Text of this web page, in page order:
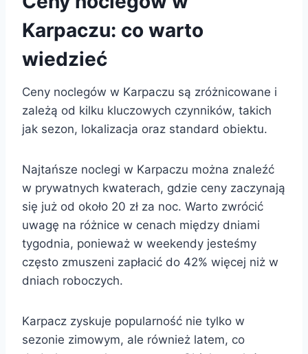
Karpaczu: co warto
wiedzieć
Ceny noclegów w Karpaczu są zróżnicowane i
zależą od kilku kluczowych czynników, takich
jak sezon, lokalizacja oraz standard obiektu.
Najtańsze noclegi w Karpaczu można znaleźć
w prywatnych kwaterach, gdzie ceny zaczynają
się już od około 20 zł za noc. Warto zwrócić
uwagę na różnice w cenach między dniami
tygodnia, ponieważ w weekendy jesteśmy
często zmuszeni zapłacić do 42% więcej niż w
dniach roboczych.
Karpacz zyskuje popularność nie tylko w
sezonie zimowym, ale również latem, co